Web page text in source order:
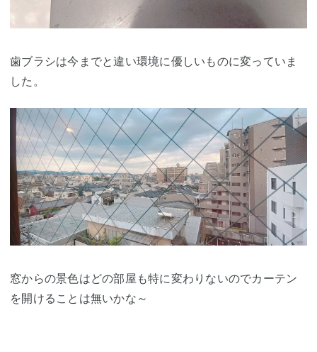
歯ブラシは今までと違い環境に優しいものに変っていま
した。
窓からの景色はどの部屋も特に変わりないのでカーテン
を開けることは無いかな～